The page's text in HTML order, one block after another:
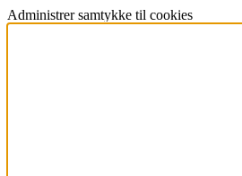
Administrer samtykke til cookies